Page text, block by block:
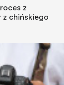
z
z chińskiego